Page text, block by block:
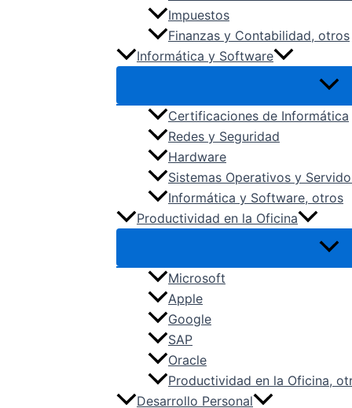
Impuestos
Finanzas y Contabilidad, otros
Informática y Software
Certificaciones de Informática
Redes y Seguridad
Hardware
Sistemas Operativos y
Informática y Software, otros
Productividad en la Oficina
Microsoft
Apple
Google
SAP
Oracle
Productividad en la Oficina,
Desarrollo Personal